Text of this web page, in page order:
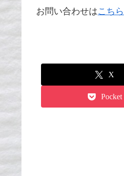
お問い合わせはこちら
X
Pocket